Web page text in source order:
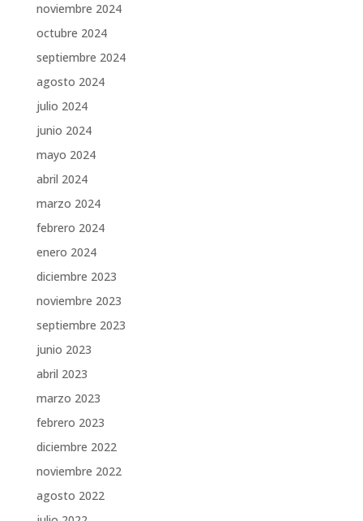
noviembre 2024
octubre 2024
septiembre 2024
agosto 2024
julio 2024
junio 2024
mayo 2024
abril 2024
marzo 2024
febrero 2024
enero 2024
diciembre 2023
noviembre 2023
septiembre 2023
junio 2023
abril 2023
marzo 2023
febrero 2023
diciembre 2022
noviembre 2022
agosto 2022